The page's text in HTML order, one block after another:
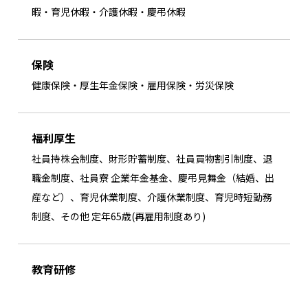
暇・育児休暇・介護休暇・慶弔休暇
保険
健康保険・厚生年金保険・雇用保険・労災保険
福利厚生
社員持株会制度、財形貯蓄制度、社員買物割引制度、退
職金制度、社員寮 企業年金基金、慶弔見舞金（結婚、出
産など）、育児休業制度、介護休業制度、育児時短勤務
制度、その他 定年65歳(再雇用制度あり)
教育研修